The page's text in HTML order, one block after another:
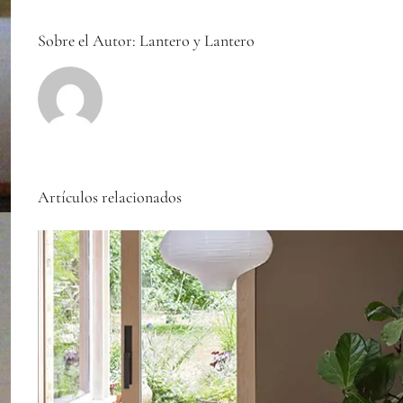
Sobre el Autor: Lantero y Lantero
Artículos relacionados